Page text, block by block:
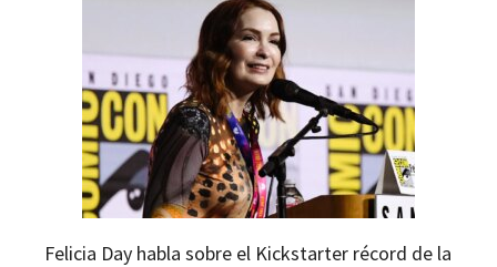
Felicia Day habla sobre el Kickstarter récord de la